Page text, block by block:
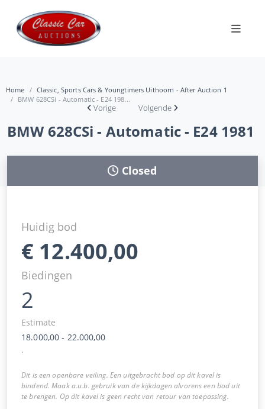
Home
Classic, Sports Cars & Youngtimers Uithoorn - After Auction 1
BMW 628CSi - Automatic - E24 198...
Vorige Volgende
BMW 628CSi - Automatic - E24 1981
Closed
Huidig bod
€ 12.400,00
Biedingen
2
Estimate
18.000,00 - 22.000,00
.
Dit is een openbare veiling. Een uitgebracht bod op dit kavel is
bindend. Maak a.u.b. gebruik van de kijkdagen alvorens een bod uit
te brengen. Op dit kavel is geen recht van retour van toepassing.